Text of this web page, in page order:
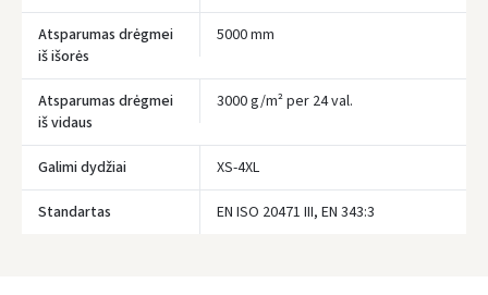
Atsparumas drėgmei
iš išorės
5000 mm
Atsparumas drėgmei
iš vidaus
3000 g/m² per 24 val.
Galimi dydžiai XS-4XL
Standartas EN ISO 20471 III, EN 343:3
Įvertinimas:
Pamiršote slaptažodį?